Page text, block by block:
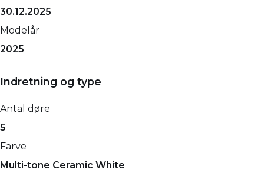
30.12.2025
Modelår
2025
Indretning og type
Antal døre
5
Farve
Multi-tone Ceramic White